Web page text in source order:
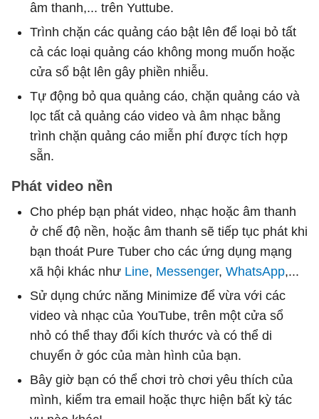
âm thanh,... trên Yuttube.
Trình chặn các quảng cáo bật lên để loại bỏ tất
cả các loại quảng cáo không mong muốn hoặc
cửa sổ bật lên gây phiền nhiễu.
Tự động bỏ qua quảng cáo, chặn quảng cáo và
lọc tất cả quảng cáo video và âm nhạc bằng
trình chặn quảng cáo miễn phí được tích hợp
sẵn.
Phát video nền
Cho phép bạn phát video, nhạc hoặc âm thanh
ở chế độ nền, hoặc âm thanh sẽ tiếp tục phát khi
bạn thoát Pure Tuber cho các ứng dụng mạng
xã hội khác như Line, Messenger, WhatsApp,...
Sử dụng chức năng Minimize để vừa với các
video và nhạc của YouTube, trên một cửa sổ
nhỏ có thể thay đổi kích thước và có thể di
chuyển ở góc của màn hình của bạn.
Bây giờ bạn có thể chơi trò chơi yêu thích của
mình, kiểm tra email hoặc thực hiện bất kỳ tác